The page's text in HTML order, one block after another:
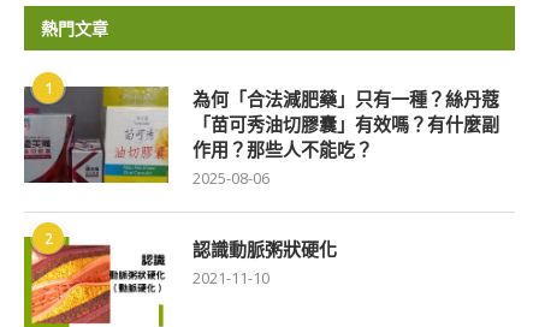
熱門文章
1
為何「合法減肥藥」只有一種？絲丹蔻
「苗可秀油切膠囊」有效嗎？有什麼副
作用？那些人不能吃？
2025-08-06
2 認識動脈粥狀硬化
2021-11-10